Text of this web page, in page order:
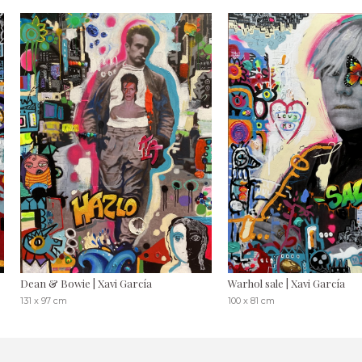
Dean & Bowie | Xavi García
131 x 97 cm
Warhol sale | Xavi García
100 x 81 cm